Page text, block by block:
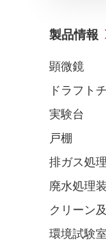
製品情報
顕微鏡
ドラフト
実験台
戸棚
排ガス処
廃水処理
クリーン
環境試験室